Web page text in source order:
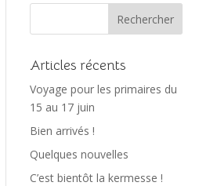
Articles récents
Voyage pour les primaires du
15 au 17 juin
Bien arrivés !
Quelques nouvelles
C’est bientôt la kermesse !